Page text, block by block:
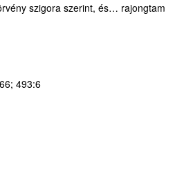
szigora szerint, és… rajongtam
493:6